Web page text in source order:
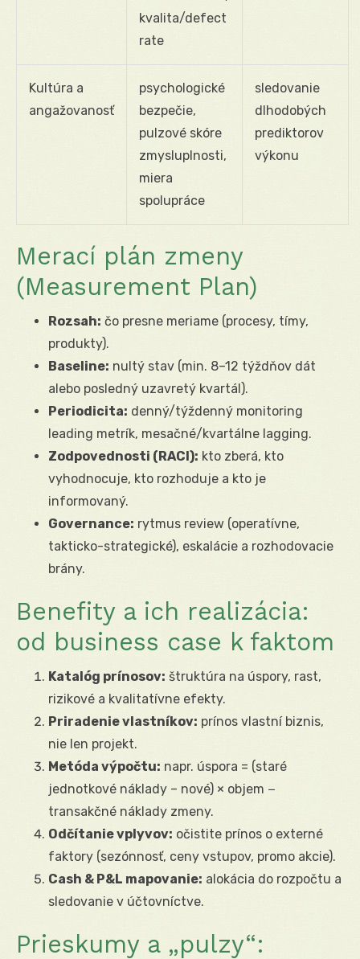
kvalita/defect
rate
Kultúra a
angažovanosť
psychologické
bezpečie,
pulzové skóre
zmysluplnosti,
miera
spolupráce
sledovanie
dlhodobých
prediktorov
výkonu
Merací plán zmeny
(Measurement Plan)
Rozsah: čo presne meriame (procesy, tímy,
produkty).
Baseline: nultý stav (min. 8–12 týždňov dát
alebo posledný uzavretý kvartál).
Periodicita: denný/týždenný monitoring
leading metrík, mesačné/kvartálne lagging.
Zodpovednosti (RACI): kto zberá, kto
vyhodnocuje, kto rozhoduje a kto je
informovaný.
Governance: rytmus review (operatívne,
takticko-strategické), eskalácie a rozhodovacie
brány.
Benefity a ich realizácia:
od business case k faktom
Katalóg prínosov: štruktúra na úspory, rast,
rizikové a kvalitatívne efekty.
Priradenie vlastníkov: prínos vlastní biznis,
nie len projekt.
Metóda výpočtu: napr. úspora = (staré
jednotkové náklady – nové) × objem −
transakčné náklady zmeny.
Odčítanie vplyvov: očistite prínos o externé
faktory (sezónnosť, ceny vstupov, promo akcie).
Cash & P&L mapovanie: alokácia do rozpočtu a
sledovanie v účtovníctve.
Prieskumy a „pulzy“: